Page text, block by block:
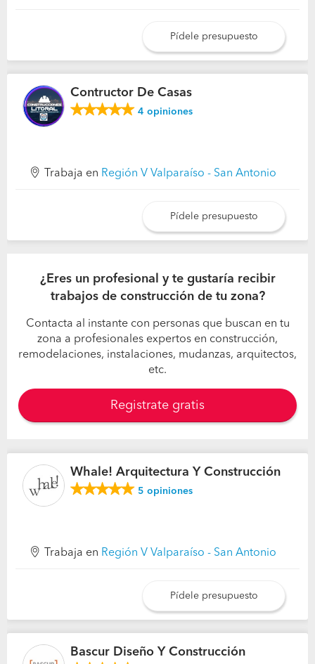
Pídele presupuesto
Contructor De Casas
4 opiniones
Trabaja en Región V Valparaíso - San Antonio
Pídele presupuesto
¿Eres un profesional y te gustaría recibir
trabajos de construcción de tu zona?
Contacta al instante con personas que buscan en tu
zona a profesionales expertos en construcción,
remodelaciones, instalaciones, mudanzas, arquitectos,
etc.
Registrate gratis
Whale! Arquitectura Y Construcción
5 opiniones
Trabaja en Región V Valparaíso - San Antonio
Pídele presupuesto
Bascur Diseño Y Construcción